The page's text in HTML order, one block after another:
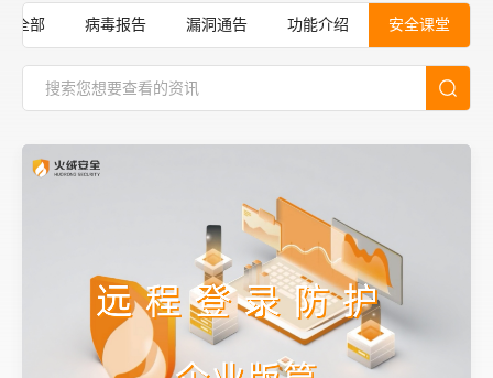
全部 病毒报告 漏洞通告 功能介绍 安全课堂